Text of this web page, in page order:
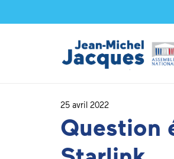
25 avril 2022
Question